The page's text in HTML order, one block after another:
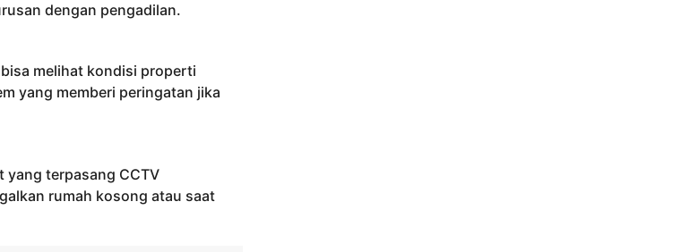
dengan pengadilan.
melihat kondisi properti
yang memberi peringatan jika
yang terpasang CCTV
rumah kosong atau saat